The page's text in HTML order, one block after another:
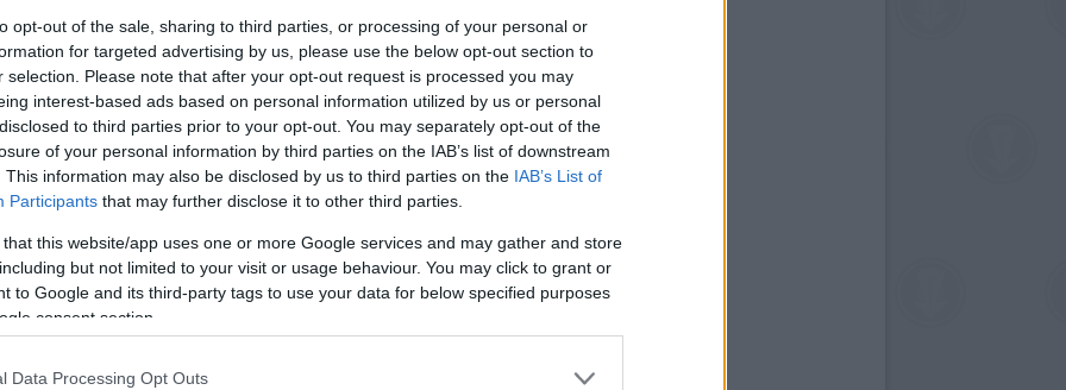
opt-out of the sale, sharing to third parties, or processing of your personal or
for targeted advertising by us, please use the below opt-out section to
selection. Please note that after your opt-out request is processed you may
interest-based ads based on personal information utilized by us or personal
to third parties prior to your opt-out. You may separately opt-out of the
of your personal information by third parties on the IAB’s list of downstream
This information may also be disclosed by us to third parties on the IAB’s List of
Participants that may further disclose it to other third parties.
that this website/app uses one or more Google services and may gather and store
but not limited to your visit or usage behaviour. You may click to grant or
to Google and its third-party tags to use your data for below specified purposes
consent section.
Data Processing Opt Outs